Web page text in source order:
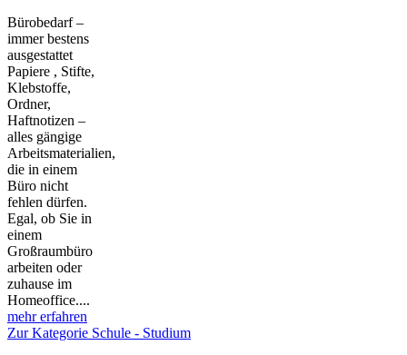
Bürobedarf –
immer bestens
ausgestattet
Papiere , Stifte,
Klebstoffe,
Ordner,
Haftnotizen –
alles gängige
Arbeitsmaterialien,
die in einem
Büro nicht
fehlen dürfen.
Egal, ob Sie in
einem
Großraumbüro
arbeiten oder
zuhause im
Homeoffice....
mehr erfahren
Zur Kategorie Schule - Studium